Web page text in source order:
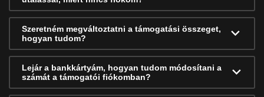
Szeretném megváltoztatni a támogatási összeget,
hogyan tudom?
Lejár a bankkártyám, hogyan tudom módosítani a
számát a támogatói fiókomban?